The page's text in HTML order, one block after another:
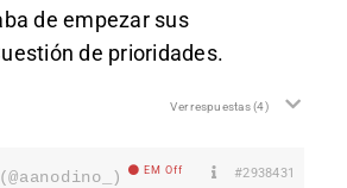
de empezar sus
de prioridades.
Ver respuestas(4)
(@aanodino_) EM Off #2938431